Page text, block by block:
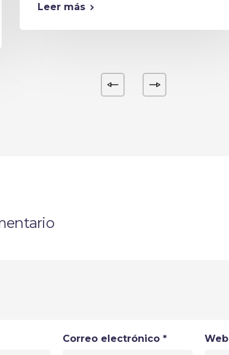
Leer más
Correo electrónico * Web